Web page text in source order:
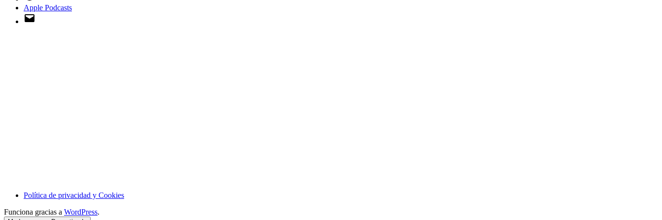
Apple Podcasts
Política de privacidad y Cookies
Funciona gracias a WordPress.